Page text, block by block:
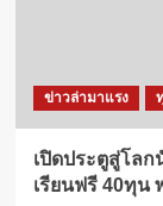
ข่าวล่ามาแรง
เปิดประตูสู่โล
เรียนฟรี 40ทุน